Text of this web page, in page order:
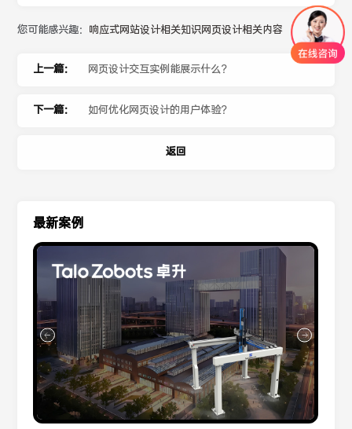
您可能感兴趣： 响应式网站设计相关知识网页设计相关内容
上一篇： 网页设计交互实例能展示什么？
下一篇： 如何优化网页设计的用户体验？
返回
最新案例